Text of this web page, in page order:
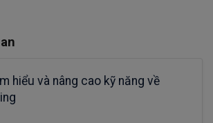
hiểu và nâng cao kỹ năng về